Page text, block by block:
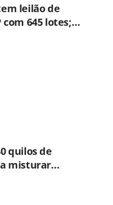
leilão de
645 lotes;
quilos de
misturar